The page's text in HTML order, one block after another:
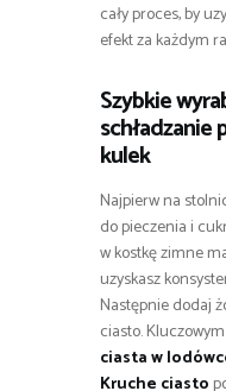
cały proces, by
efekt za każdym
Szybkie
kulek
Najpierw na
do pieczenia i
w kostkę zimne
uzyskasz
Następnie dodaj
ciasto.
ciasta w
Kruche ciasto